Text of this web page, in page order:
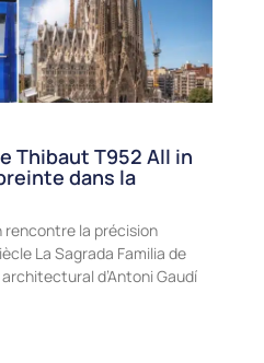
Thibaut T952 All in
dans la
rencontre la précision
La Sagrada Familia de
d’Antoni Gaudí